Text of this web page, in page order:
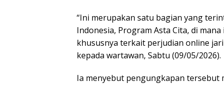
“Ini merupakan satu bagian yang
Indonesia, Program Asta Cita, di
khususnya terkait perjudian online
kepada wartawan, Sabtu (09/05/2026).
Ia menyebut pengungkapan